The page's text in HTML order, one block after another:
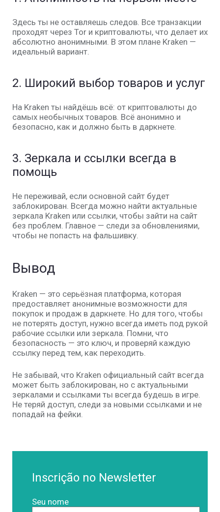
Здесь ты не оставляешь следов. Все транзакции
проходят через Tor и криптовалюты, что делает их
абсолютно анонимными. В этом плане Kraken —
идеальный вариант.
2. Широкий выбор товаров и услуг
На Kraken ты найдёшь всё: от криптовалюты до
самых необычных товаров. Всё анонимно и
безопасно, как и должно быть в даркнете.
3. Зеркала и ссылки всегда в
помощь
Не переживай, если основной сайт будет
заблокирован. Всегда можно найти актуальные
зеркала Kraken или ссылки, чтобы зайти на сайт
без проблем. Главное — следи за обновлениями,
чтобы не попасть на фальшивку.
Вывод
Kraken — это серьёзная платформа, которая
предоставляет анонимные возможности для
покупок и продаж в даркнете. Но для того, чтобы
не потерять доступ, нужно всегда иметь под рукой
рабочие ссылки или зеркала. Помни, что
безопасность — это ключ, и проверяй каждую
ссылку перед тем, как переходить.
Не забывай, что Kraken официальный сайт всегда
может быть заблокирован, но с актуальными
зеркалами и ссылками ты всегда будешь в игре.
Не теряй доступ, следи за новыми ссылками и не
попадай на фейки.
Inscrição no Newsletter
Seu nome